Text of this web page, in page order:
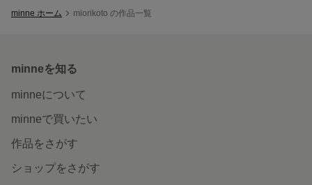
minne ホーム miorikoto の作品一覧
minneを知る
minneについて
minneで買いたい
作品をさがす
ショップをさがす